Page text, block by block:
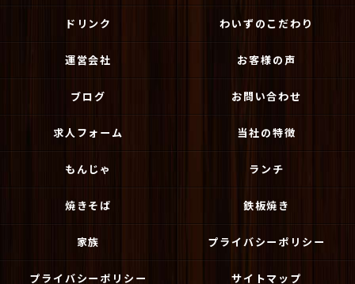
ドリンク わいずのこだわり
運営会社 お客様の声
ブログ お問い合わせ
求人フォーム 当社の特徴
もんじゃ ランチ
焼きそば 鉄板焼き
家族 プライバシーポリシー
プライバシーポリシー サイトマップ